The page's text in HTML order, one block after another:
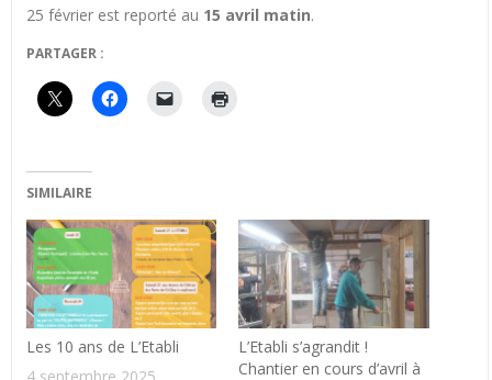
25 février est reporté au 15 avril matin.
PARTAGER :
SIMILAIRE
Les 10 ans de L’Etabli
L’Etabli s’agrandit !
Chantier en cours d’avril à